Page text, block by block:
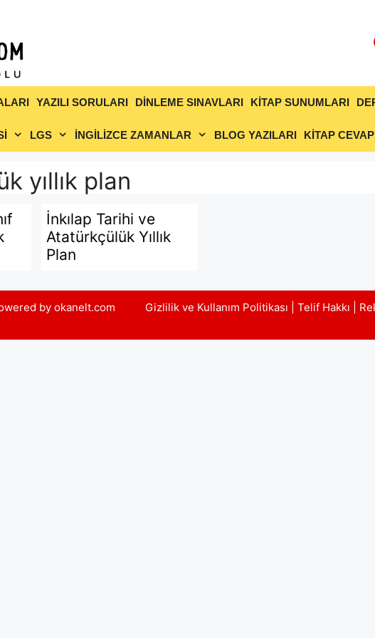
YAZILI SORULARI DİNLEME SINAVLARI KİTAP SUNUMLARI
LGS İNGİLİZCE ZAMANLAR BLOG YAZILARI KİTAP
yıllık plan
İnkılap Tarihi ve
Atatürkçülük Yıllık
Plan
Gizlilik ve Kullanım Politikası Telif Hakkı
by okanelt.com